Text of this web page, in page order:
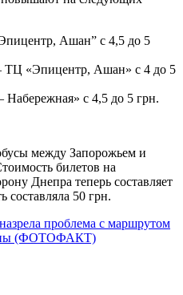
Ашан” с 4,5 до 5
ТЦ «Эпицентр, Ашан» с 4 до 5
с 4,5 до 5 грн.
между Запорожьем и
билетов на
Днепра теперь составляет
составляла 50 грн.
проблема с маршрутом
(ФОТОФАКТ)